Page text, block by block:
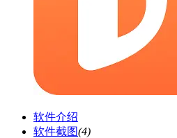
软件介绍
软件截图(4)